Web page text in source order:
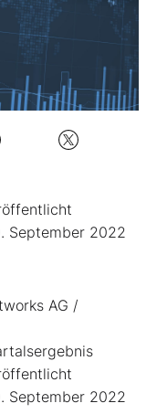
September 2022
AG /
September 2022